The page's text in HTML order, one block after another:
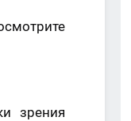
зрения